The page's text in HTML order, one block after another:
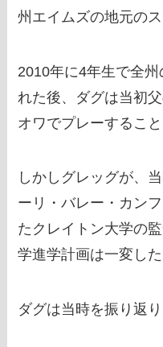
州エイムズの地元のス
2010年に4年生で全
れた後、ダグは当初
オワでプレーするこ
しかしグレッグが、
ーリ・バレー・カン
たクレイトン大学の
学進学計画は一変した
ダグは当時を振り返り